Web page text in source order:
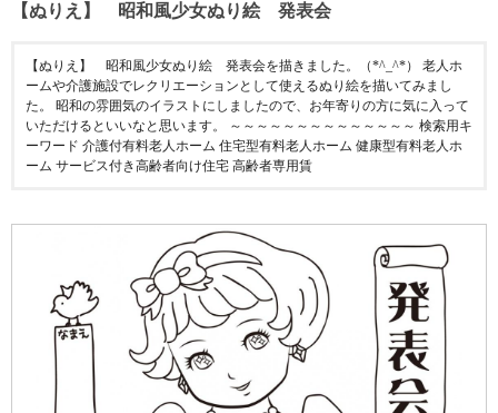
【ぬりえ】 昭和風少女ぬり絵 発表会
【ぬりえ】 昭和風少女ぬり絵 発表会を描きました。（*^_^*） 老人ホ
ームや介護施設でレクリエーションとして使えるぬり絵を描いてみまし
た。 昭和の雰囲気のイラストにしましたので、お年寄りの方に気に入って
いただけるといいなと思います。 ～～～～～～～～～～～～～～ 検索用キ
ーワード 介護付有料老人ホーム 住宅型有料老人ホーム 健康型有料老人ホ
ーム サービス付き高齢者向け住宅 高齢者専用賃